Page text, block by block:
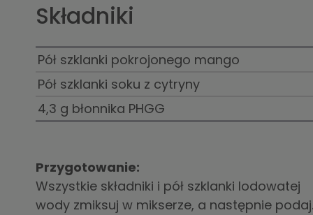
Składniki
Pół szklanki pokrojonego mango
Pół szklanki soku z cytryny
4,3 g błonnika PHGG
Przygotowanie:
Wszystkie składniki i pół szklanki lodowatej
wody zmiksuj w mikserze, a następnie podaj.